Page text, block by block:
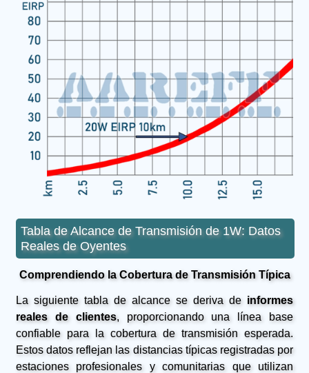
Tabla de Alcance de Transmisión de 1W: Datos
Reales de Oyentes
Comprendiendo la Cobertura de Transmisión Típica
La siguiente tabla de alcance se deriva de informes
reales de clientes, proporcionando una línea base
confiable para la cobertura de transmisión esperada.
Estos datos reflejan las distancias típicas registradas por
estaciones profesionales y comunitarias que utilizan